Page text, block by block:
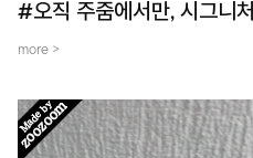
#오직 주줌에서만, 시그니
more >